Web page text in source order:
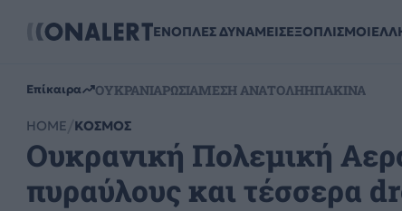
ΕΝΟΠΛΕΣ ΔΥΝΑΜΕΙΣΕΞΟΠΛΙΣΜΟΙ
Επίκαιρα ΟΥΚΡΑΝΙΑΡΩΣΙΑΜΕΣΗ ΑΝΑΤΟΛΗΗΠΑΚΙΝΑ
HOME ΚΟΣΜΟΣ
Ουκρανική Πολεμική
πυραύλους και τέσσερα